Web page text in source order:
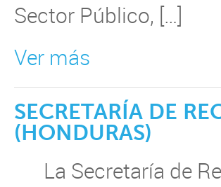
Sector Público, […]
Ver más
SECRETARÍA DE
(HONDURAS)
La Secretaría de